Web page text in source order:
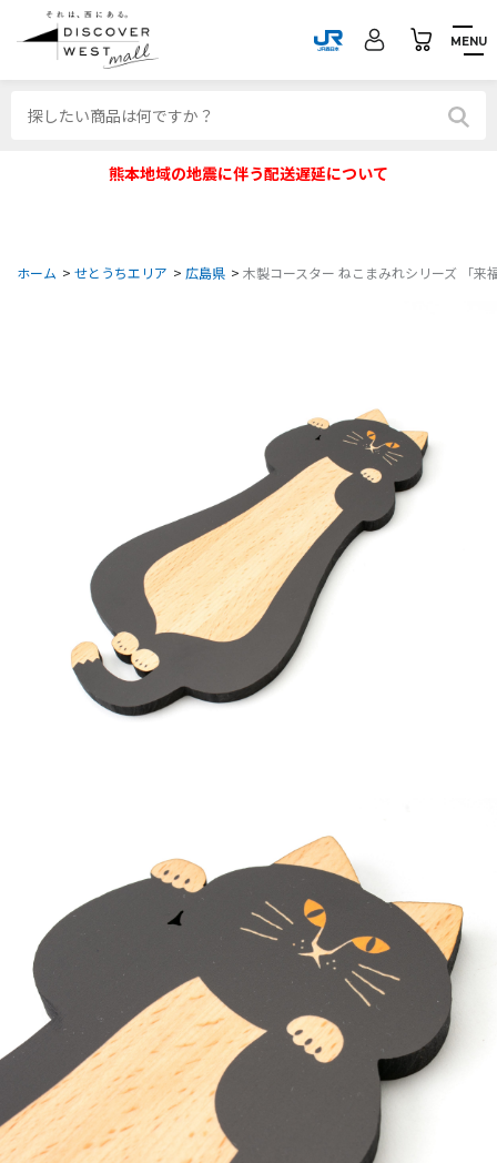
MENU
熊本地域の地震に伴う配送遅延について
ホーム > せとうちエリア > 広島県 > 木製コースター ねこまみれシリーズ 「来